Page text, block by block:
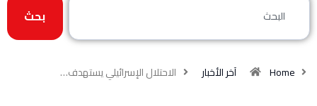
بحث
Home آخر الأخبار الاحتلال الإسرائيلي يستهدف…